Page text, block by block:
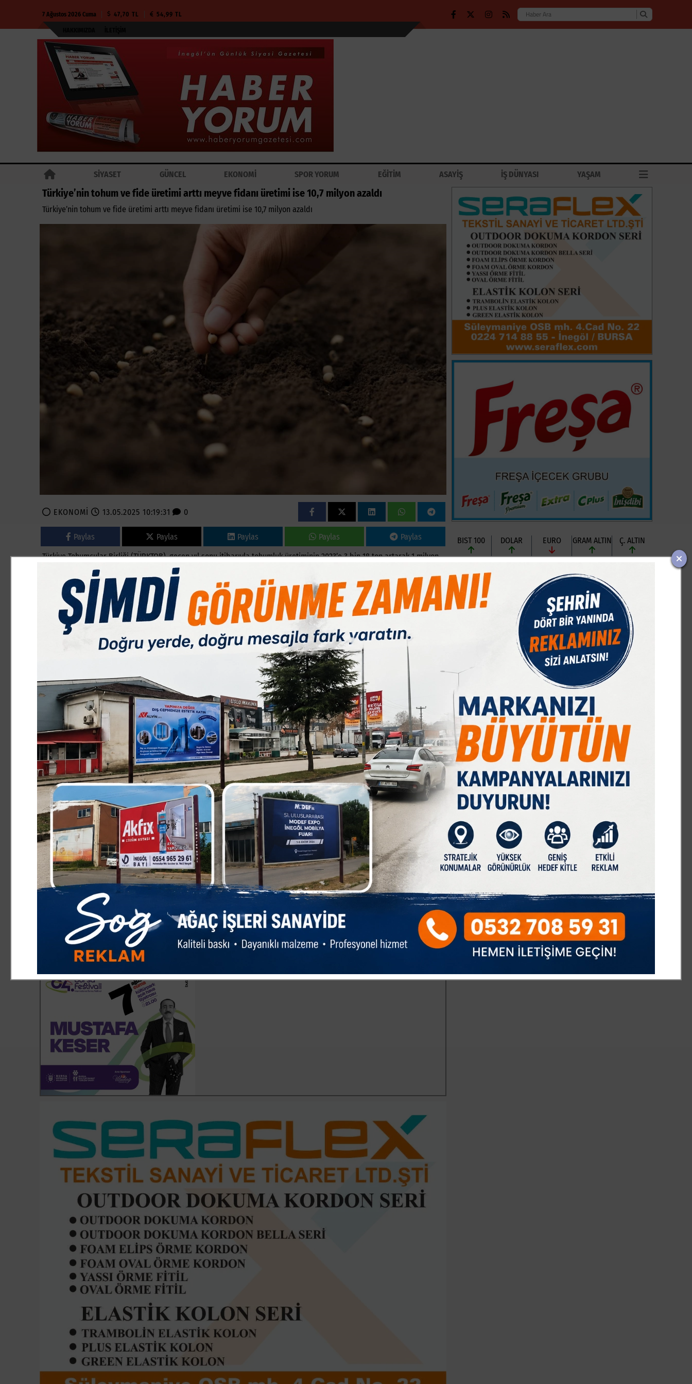
7 Ağustos 2026 Cuma 47,70 TL 54,99 TL
SİYASET GÜNCEL EKONOMİ SPOR YORUM EĞİTİM ASAYİŞ İŞ DÜNYASI YAŞAM
Türkiye’nin tohum ve fide üretimi arttı meyve fidanı üretimi ise 10,7 milyon azaldı
Türkiye’nin tohum ve fide üretimi arttı meyve fidanı üretimi ise 10,7 milyon azaldı
EKONOMİ 13.05.2025 10:19:31 0
Paylas Paylas Paylas Paylas Paylas
Türkiye Tohumcular Birliği (TÜRKTOB), geçen yıl sonu itibarıyla tohumluk üretiminin 2023’e 3 bin 18 ton artarak 1 milyon
303 bin 38 tona çıktığını ve meyve fidanı üretiminin ise yaklaşık 10,7 milyon düşüşle 101 milyon 574 bine gerilediğini
TÜRKTOB’un hazırladığı "2025 Tohumculuk Sektör Raporu"ndan alınan bilgiye göre, 2025 yılı ocak ayı itibarıyla birliğe
bağlı alt birliklerin toplam üye sayısı 82 bin 937’ye ulaştı.
Tescil ettirilen ve üretim izni alınan çeşit sayısı, tarla bitkilerinde 3 bin 839, sebzelerde 4 bin 121, meyve ve asmada bin
677 çeşit olmak üzere 9 bin 637’ye çıktı.
Tarla bitkilerinde 669, sebzelerde 761, meyve ve asmada 16 olmak üzere bin 446 üretim izinli çeşit bulunan Türkiye’de
tohumluk üretim miktarları da arttı.
Geçen yıl sonu itibarıyla tohumluk üretimi 2023’e 3 bin 18 ton artarak 1 milyon 303 bin 38 tona çıktı. Meyve fidanı üretimi
ise yaklaşık 10,7 milyon düşüşle 101 milyon 574 bine geriledi.
Asma fidanı üretimi 1,6 milyon adet artışla 5,4 milyona, çilek fidesi üretimi 3,6 milyon adet yükselişle 78,6 milyona, süs
bitkisi ise 220 milyon adet artarak 2,32 milyar adete ulaştı. 2023’e göre fazla değişkinlik göstermeyen sebze fidesi
üretimi de yaklaşık 6 milyar adet olarak gerçekleşti.
Üretim miktarlarındaki bu olumlu gelişmeler ticarete de yansıdı ve 2024 yılında 853 milyon dolarlık bir dış ticaret
hacmi oluştu.
İthalat ile ihracat arasındaki denge hızla ihracat lehine gelişmesini sürdürdü. 2018 yılında sektör ilk defa ithalattan
daha fazla ihracat yaparken, oran yüzde 108 oldu. 2024 yılında ise ihracatın ithalatı karşılama oranı yüzde 134 olarak
gerçekleşti.
Bütün bu gelişmelere rağmen sektör; şimdiye kadar olduğu gibi bundan sonra da bazı alanlarda yapılması gereken
birtakım mevzuat düzenlemelerine, yeni desteklemelere ve bazı problemlerin çözülmesine ihtiyaç duyuyor.
5174 Sayılı Türkiye Odalar ve Borsalar Birliği ile Odalar ve Borsalar Kanunu’nda değişiklik yapılarak sertifikalı
tohumlukların borsa tescilinde ticaret borsası kesintisi yapılmaması sektör için önemli bir destek olacağı vurgulanıyor.
5746 Sayılı Araştırma, Geliştirme ve Tasarım Faaliyetlerinin Desteklenmesi Hakkında Kanun’da, "Tohumculuk sektörü için
firmanın ülke içerisindeki AR-GE merkezlerinin toplamında istihdam edilecek en az tam zaman eş değer AR-GE
personeli sayısı beş olarak belirlenmiştir." şeklinde değişiklik yapılması da isteniyor.
Bahçe bitkileri sektörünün ülkemiz için önemli bir ekonomik potansiyele sahip olması ve sertifikalı fidan üretiminin
yeterli olmaması nedeniyle, yerli sektörün faaliyetine devam edebilmesi ve sertifikalı fidan üretimi için gerekli yatırımı
yapabilecek sermayeye ulaşabilmesi için, standart fidan üretimi de dahil; tüm sertifikalı fidan üretiminin, materyal
üretimlerinin ve üreticilerinin desteklenmesinin faydalı olacağı belirtiliyor.
Fide sektörünün, potansiyelinin henüz yüzde 25’ini karşılar durumda olduğuna dikkat çekilen raporda, şunlar
kaydedildi:
"Hızla gelişen fide üretimi faaliyetlerinin ve özellikle yatırımı çok yüksek olan aşılı fide üreticilerinin desteklenmesine
ihtiyaç vardır. Süs bitkileri üreticilerinin desteklenmesi hem üretimin kayıt altına alınması hem de sektörün ihracat
miktarının arttırılması açısından önemlidir. İyi bir dağıtım sisteminin oluşturulabilmesi açısından tohum dağıtıcılarının
KOBİ desteklerinden istifade etmesi ve kümeleşme oluşturanlara tohumluk ambarı yapılmasında uygun şartlarda kredi
veya hibe verilmesi sağlanmalıdır. Sertifikalı tohum yetiştiriciliği ciddi bilgiye sahip olmayı gerektiren bir iştir. Bu
nedenle tohum yetiştiricileri belirli süre bitki grubu bazında eğitilmeli ve sadece sertifika belgesi olan tohum
yetiştiricileri desteklenmelidir. Desteklemeler sayesinde tohum yetiştiriciliği cazip hale geleceği için yetiştirici
sayısında değişkenlik azalacak, dolayısıyla bu kitle için hizmet sağlamak kolaylaşacak, bu şekilde tohumluk üretiminin
artması sağlanacaktır. Sektörün, bu finans ve desteklenme ihtiyaçlarının yanında çözülmesi gereken başka bazı
problemleri bulunmaktadır."
BIST 100
17603,28
DOLAR
47,70
EURO
54,99
GRAM ALTIN
6534,03
Ç. ALTIN
10424,01